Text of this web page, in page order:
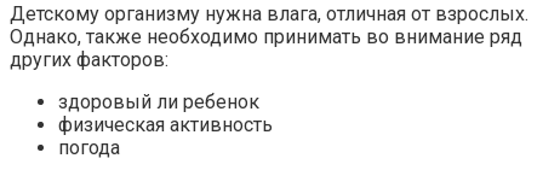
Детскому организму нужна влага, отличная от взрослых.
Однако, также необходимо принимать во внимание ряд
других факторов:
здоровый ли ребенок
физическая активность
погода